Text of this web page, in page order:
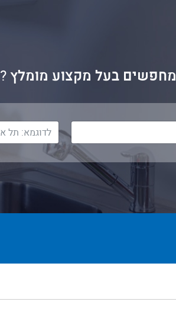
מחפשים בעל מקצוע מומלץ?